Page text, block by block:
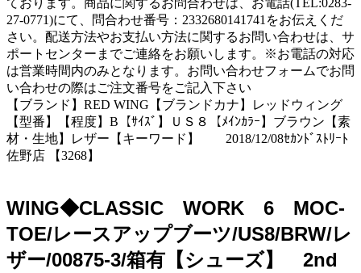
ております。商品に関するお問合わせは、お電話(TEL:0283-
27-0771)にて、問合わせ番号：2332680141741をお伝えくだ
さい。配送方法やお支払い方法に関するお問い合わせは、サ
ポートセンターまでご連絡をお願いします。※お電話の対応
は営業時間内のみとなります。お問い合わせフォームでお問
い合わせの際はご注文番号をご記入下さい
【ブランド】RED WING【ブランドカナ】レッドウィング
【型番】【程度】B【ｻｲｽﾞ】ＵＳ８【ﾒｲﾝｶﾗｰ】ブラウン【素
材・生地】レザー【キーワード】 2018/12/08ｾｶﾝﾄﾞｽﾄﾘｰﾄ
佐野店 【3268】
WING◆CLASSIC WORK 6 MOC-
TOE/レースアップブーツ/US8/BRW/レ
ザー/00875-3/箱有【シューズ】 2nd